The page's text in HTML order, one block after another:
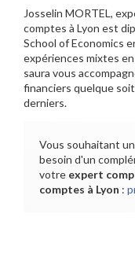
Josselin MORTEL,
comptes à Lyon est
School of Economics
expériences mixtes
saura vous
financiers quelque
derniers.
Vous souhaitant
besoin d'un
votre expert
comptes à Lyon :